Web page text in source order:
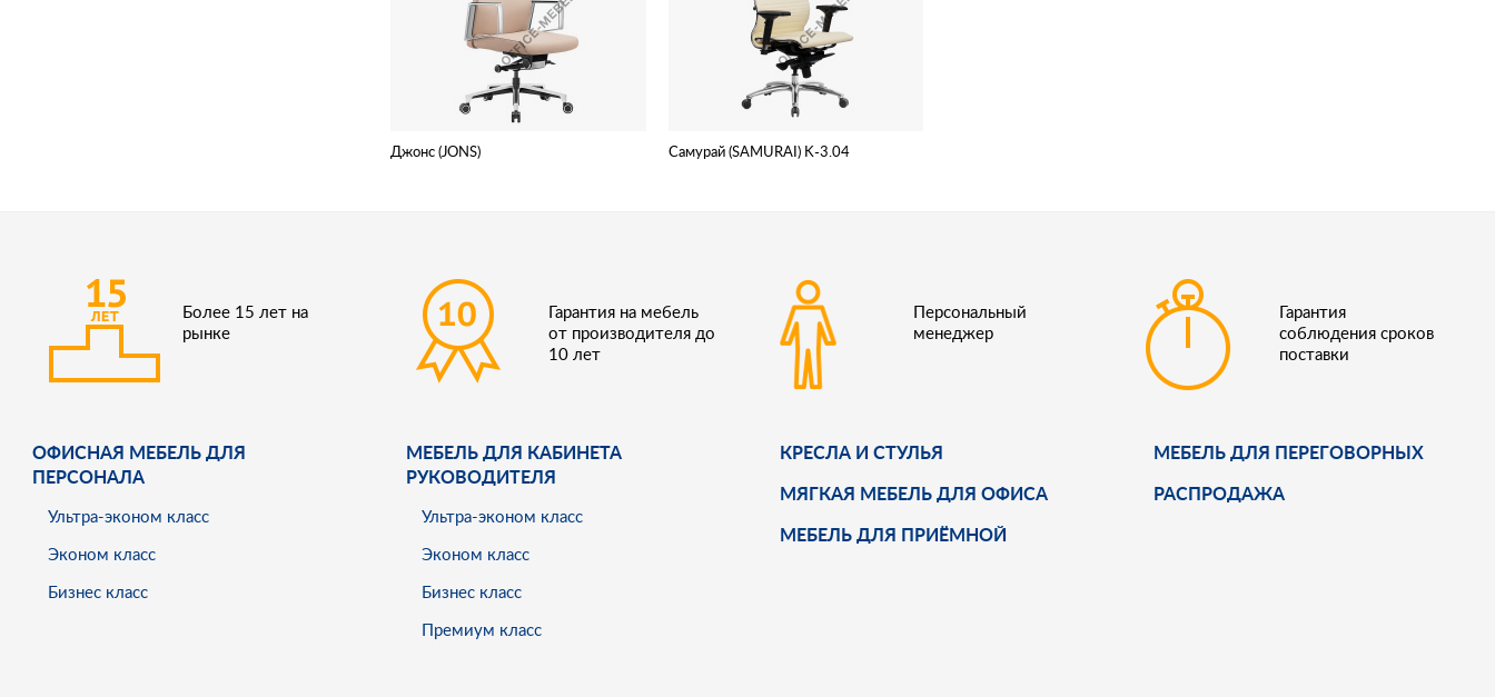
Джонс (JONS) Самурай (SAMURAI) K-3.04
Более 15 лет на
рынке
Гарантия на мебель
от производителя до
10 лет
Персональный
менеджер
Гарантия
соблюдения сроков
поставки
ОФИСНАЯ МЕБЕЛЬ ДЛЯ
ПЕРСОНАЛА
Ультра-эконом класс
Эконом класс
Бизнес класс
МЕБЕЛЬ ДЛЯ КАБИНЕТА
РУКОВОДИТЕЛЯ
Ультра-эконом класс
Эконом класс
Бизнес класс
Премиум класс
КРЕСЛА И СТУЛЬЯ
МЯГКАЯ МЕБЕЛЬ ДЛЯ ОФИСА
МЕБЕЛЬ ДЛЯ ПРИЁМНОЙ
МЕБЕЛЬ ДЛЯ ПЕРЕГОВОРНЫХ
РАСПРОДАЖА